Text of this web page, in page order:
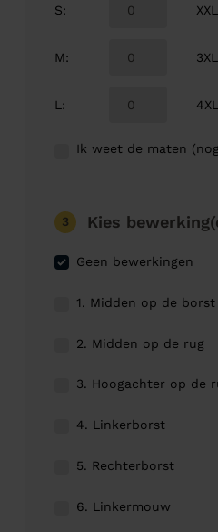
S:
M:
L :
XXL
3XL
4XL
Ik weet de maten
3 Kies
Geen bewerkingen
1. Midden op de borst
2. Midden op de rug
3. Hoogachter op de
4. Linkerborst
5. Rechterborst
6. Linkermouw